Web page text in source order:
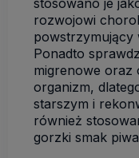
stosowano je
rozwojowi
powstrzymujący
Ponadto
migrenowe oraz
organizm,
starszym i
również
gorzki smak